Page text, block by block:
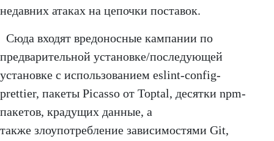
недавних атаках на цепочки поставок.
Сюда входят вредоносные кампании по
предварительной установке/последующей
установке с использованием eslint-config-
prettier, пакеты Picasso от Toptal, десятки npm-
пакетов, крадущих данные, а
также злоупотребление зависимостями Git,